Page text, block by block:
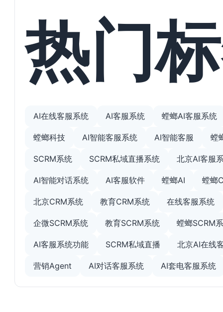
热门
AI在线客服系统 AI客服系统 螳螂AI客服系统
螳螂科技 AI智能客服系统 AI智能客服 螳
SCRM系统 SCRM私域直播系统 北京AI客服
AI智能对话系统 AI客服软件 螳螂AI 螳螂
北京CRM系统 教育CRM系统 在线客服系统
企微SCRM系统 教育SCRM系统 螳螂SCRM
AI客服系统功能 SCRM私域直播 北京AI在线
营销Agent AI对话客服系统 AI套电客服系统